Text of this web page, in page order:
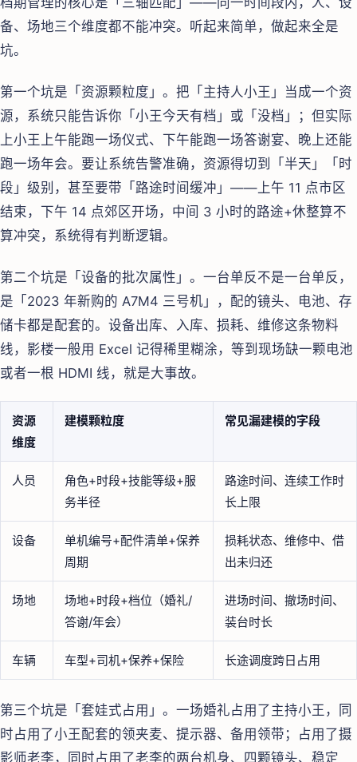
备、场地三个维度都不能冲突。听起来简单，做起来全是
坑。
第一个坑是「资源颗粒度」。把「主持人小王」当成一个资
源，系统只能告诉你「小王今天有档」或「没档」；但实际
上小王上午能跑一场仪式、下午能跑一场答谢宴、晚上还能
跑一场年会。要让系统告警准确，资源得切到「半天」「时
段」级别，甚至要带「路途时间缓冲」——上午 11 点市区
结束，下午 14 点郊区开场，中间 3 小时的路途+休整算不
算冲突，系统得有判断逻辑。
第二个坑是「设备的批次属性」。一台单反不是一台单反，
是「2023 年新购的 A7M4 三号机」，配的镜头、电池、存
储卡都是配套的。设备出库、入库、损耗、维修这条物料
线，影楼一般用 Excel 记得稀里糊涂，等到现场缺一颗电池
或者一根 HDMI 线，就是大事故。
资源
维度
建模颗粒度 常见漏建模的字段
人员
角色+时段+技能等级+服
务半径
路途时间、连续工作时
长上限
设备
单机编号+配件清单+保养
周期
损耗状态、维修中、借
出未归还
场地
场地+时段+档位（婚礼/
答谢/年会）
进场时间、撤场时间、
装台时长
车辆 车型+司机+保养+保险 长途调度跨日占用
第三个坑是「套娃式占用」。一场婚礼占用了主持小王，同
时占用了小王配套的领夹麦、提示器、备用领带；占用了摄
影师老李，同时占用了老李的两台机身、四颗镜头、稳定